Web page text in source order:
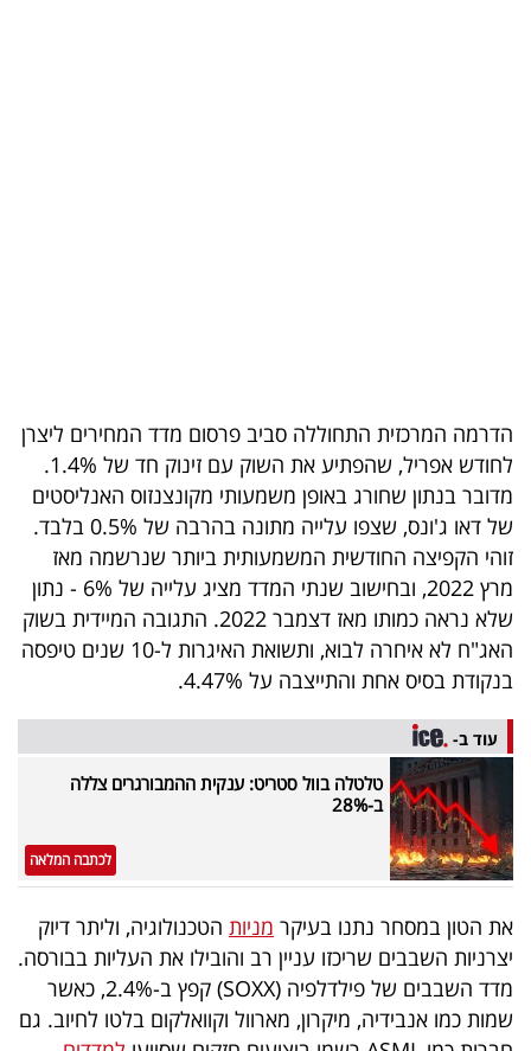
40
UNDER
40
שיתופי
פעולה
דרושים
ניוזלטרים
מייל
אדום
הדרמה המרכזית התחוללה סביב פרסום מדד המחירים ליצרן
לחודש אפריל, שהפתיע את השוק עם זינוק חד של 1.4%.
מדובר בנתון שחורג באופן משמעותי מקונצנזוס האנליסטים
של דאו ג'ונס, שצפו עלייה מתונה בהרבה של 0.5% בלבד.
זוהי הקפיצה החודשית המשמעותית ביותר שנרשמה מאז
מרץ 2022, ובחישוב שנתי המדד מציג עלייה של 6% - נתון
שלא נראה כמותו מאז דצמבר 2022. התגובה המיידית בשוק
האג"ח לא איחרה לבוא, ותשואת האיגרות ל-10 שנים טיפסה
בנקודת בסיס אחת והתייצבה על 4.47%.
עוד ב-
טלטלה בוול סטריט: ענקית ההמבורגרים צללה
ב-28%
לכתבה המלאה
את הטון במסחר נתנו בעיקר מניות הטכנולוגיה, וליתר דיוק
יצרניות השבבים שריכזו עניין רב והובילו את העליות בבורסה.
מדד השבבים של פילדלפיה (SOXX) קפץ ב-2.4%, כאשר
שמות כמו אנבידיה, מיקרון, מארוול וקוואלקום בלטו לחיוב. גם